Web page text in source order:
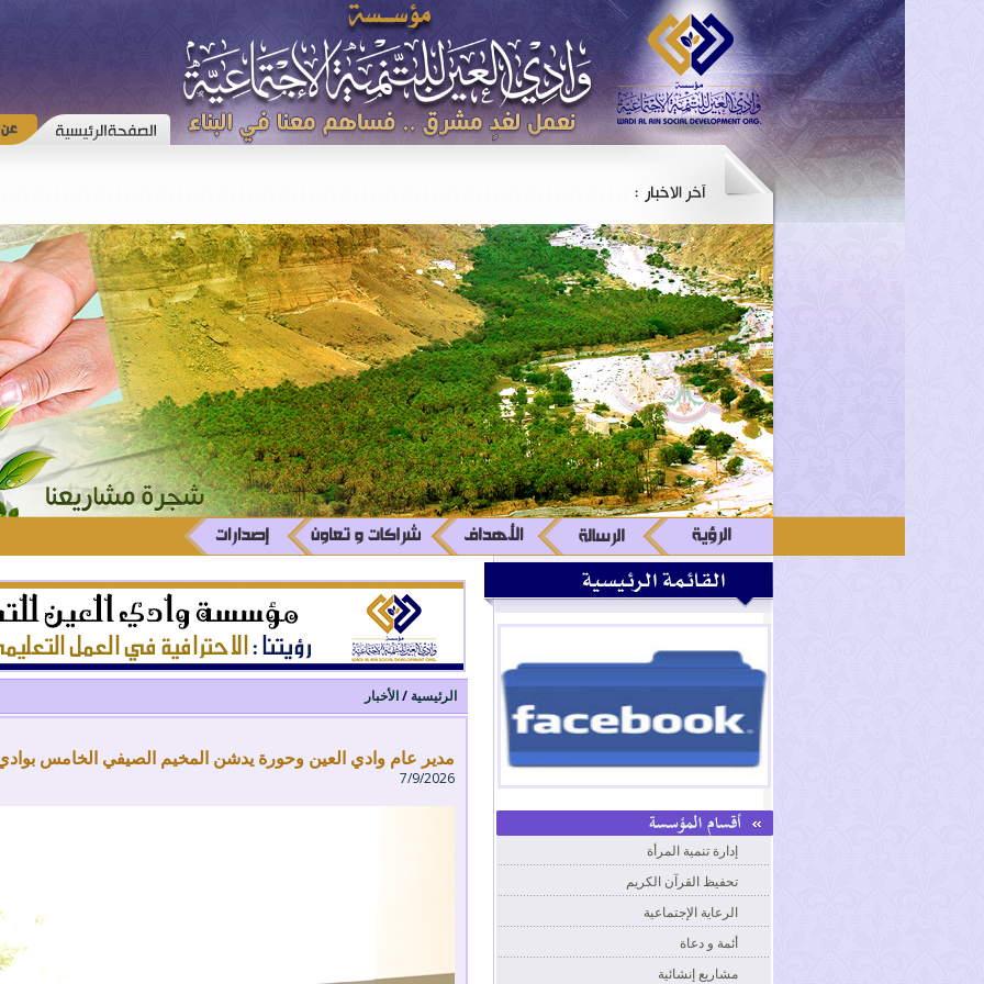
إدارة تنمية المرأة
تحفيظ القرآن الكريم
الرعاية الإجتماعية
أئمة و دعاة
مشاريع إنشائية
الرئيسية /الأخبار
مدير عام وادي العين وحورة يدشن المخيم الصيفي الخامس
7/9/2026